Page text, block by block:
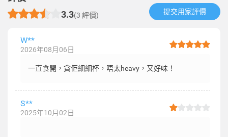
3.3(3 評價) 提交用家評價​
W**
2026年08月06日
一直食開，貪佢細細杯，唔太heavy，又好味！
S**
2025年10月02日